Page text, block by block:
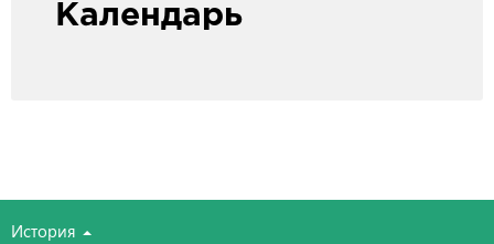
Календарь
История